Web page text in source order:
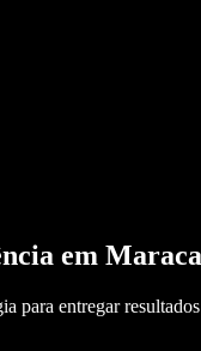
em
para entregar